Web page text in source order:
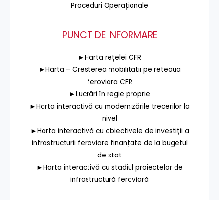
Proceduri Operaționale
PUNCT DE INFORMARE
►Harta rețelei CFR
►Harta – Cresterea mobilitatii pe reteaua
feroviara CFR
►Lucrări în regie proprie
►Harta interactivă cu modernizările trecerilor la
nivel
►Harta interactivă cu obiectivele de investiții a
infrastructurii feroviare finanțate de la bugetul
de stat
►Harta interactivă cu stadiul proiectelor de
infrastructură feroviară